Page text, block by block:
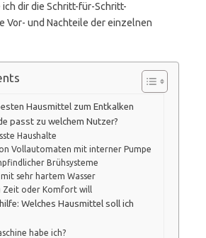
dir die Schritt-für-Schritt-
Vor- und Nachteile der einzelnen
Hausmittel zum Entkalken
passt zu welchem Nutzer?
Haushalte
Vollautomaten mit interner Pumpe
Brühsysteme
sehr hartem Wasser
Zeit oder Komfort will
Welches Hausmittel soll ich
habe ich?